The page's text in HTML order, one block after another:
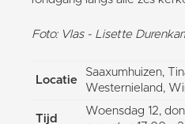
Foto: Vlas - Lisette
Locatie
Saaxumhuizen,
Westernieland,
Tijd
Woensdag 12,